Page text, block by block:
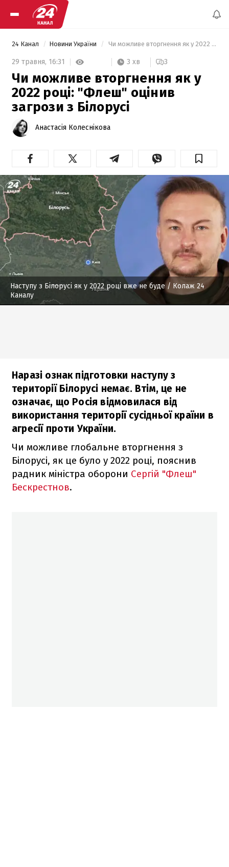
24 Канал Новини України Чи можливе вторгнення як у 2022 році: "Флеш" оцінив загрози з Білорусі
29 травня, 16:31 3 хв 3
Чи можливе вторгнення як у
2022 році: "Флеш" оцінив
загрози з Білорусі
Анастасія Колеснікова
Наступу з Білорусі як у 2022 році вже не буде/ Колаж 24
Каналу
Наразі ознак підготовки наступу з
території Білорусі немає. Втім, це не
означає, що Росія відмовилася від
використання території сусідньої країни в
агресії проти України.
Чи можливе глобальне вторгнення з
Білорусі, як це було у 2022 році, пояснив
радник міністра оборони Сергій "Флеш"
Бескрестнов.